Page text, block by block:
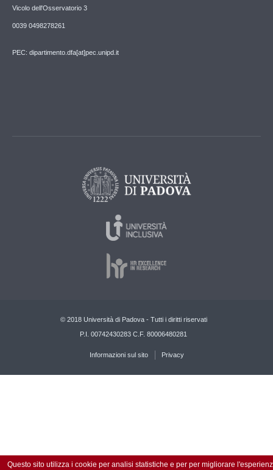
Vicolo dell'Osservatorio 3
0039 0498278261
PEC: dipartimento.dfa[at]pec.unipd.it
© 2018 Università di Padova - Tutti i diritti riservati
P.I. 00742430283 C.F. 80006480281
Informazioni sul sito Privacy
Questo sito utilizza i cookie per analisi statistiche e per per migliorare